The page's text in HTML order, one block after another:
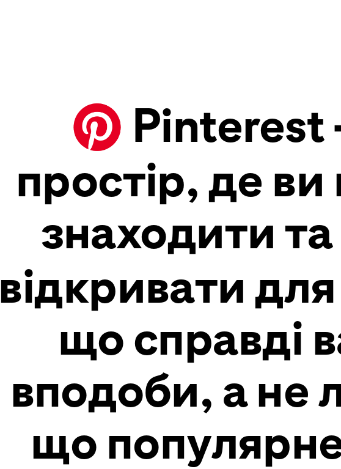
Безпека брендів
простір, де
знаходити та
відкривати
що справді
вподоби, а не
що